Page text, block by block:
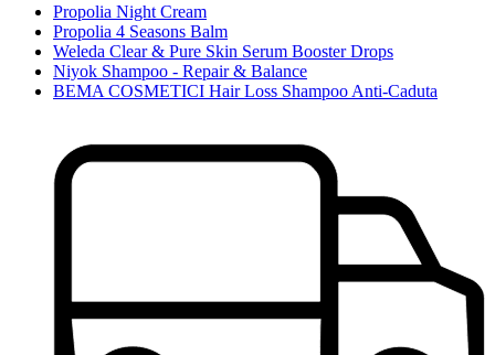
Propolia Night Cream
Propolia 4 Seasons Balm
Weleda Clear & Pure Skin Serum Booster Drops
Niyok Shampoo - Repair & Balance
BEMA COSMETICI Hair Loss Shampoo Anti-Caduta